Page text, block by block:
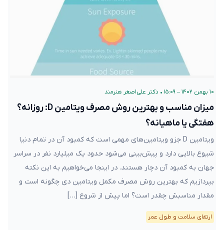
۱۰ بهمن ۱۴۰۲ – ۱۵:۰۹ • دکتر علی‌اصغر هنرمند
میزان مناسب و بهترین روش مصرف ویتامین D: روزانه؟
هفتگی یا ماهیانه؟
ویتامین D جزو ویتامین‌های مهمی است که کمبود آن در تمام دنیا
شیوع بالایی دارد و پیش‌بینی می‌شود حدود یک میلیارد نفر در سراسر
جهان به کمبود آن دچار هستند. در اینجا می‌خواهیم به این نکته
بپردازیم که بهترین روش مصرف مکمل ویتامین دی چگونه است و
مقدار مناسبش چقدر است؟ اما پیش از شروع […]
ارتقای سلامت و طول عمر